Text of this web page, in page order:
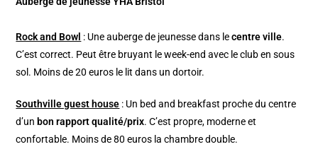
Rock and Bowl : Une auberge de jeunesse dans lecentre ville.
C’est correct. Peut être bruyant le week-end avec le club en sous
sol. Moins de 20 euros le lit dans un dortoir.
Southville guest house : Un bed and breakfast proche du centre
d’un bon rapport qualité/prix. C’est propre, moderne et
confortable. Moins de 80 euros la chambre double.